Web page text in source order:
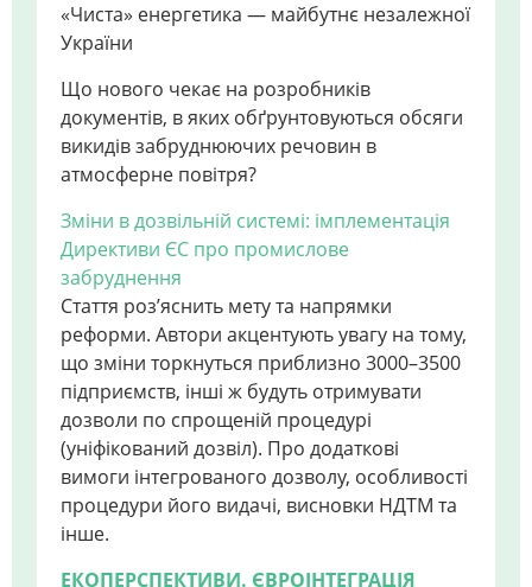
«Чиста» енергетика — майбутнє незалежної
України
Що нового чекає на розробників
документів, в яких обґрунтовуються обсяги
викидів забруднюючих речовин в
атмосферне повітря?
Зміни в дозвільній системі: імплементація
Директиви ЄС про промислове
забруднення
Стаття роз’яснить мету та напрямки
реформи. Автори акцентують увагу на тому,
що зміни торкнуться приблизно 3000–3500
підприємств, інші ж будуть отримувати
дозволи по спрощеній процедурі
(уніфікований дозвіл). Про додаткові
вимоги інтегрованого дозволу, особливості
процедури його видачі, висновки НДТМ та
інше.
ЕКОПЕРСПЕКТИВИ. ЄВРОІНТЕГРАЦІЯ